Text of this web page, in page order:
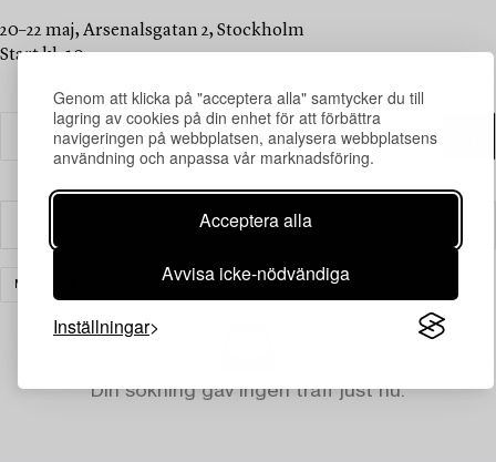
Genom att klicka på "acceptera alla" samtycker du till
lagring av cookies på din enhet för att förbättra
navigeringen på webbplatsen, analysera webbplatsens
användning och anpassa vår marknadsföring.
Acceptera alla
Avvisa icke-nödvändiga
Inställningar
20–22 maj, Arsenalsgatan 2, Stockholm
Start kl. 10
Filter
MATTOR
Din sökning gav ingen träff just nu.